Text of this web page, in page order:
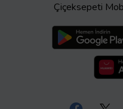
Çiçeksepeti